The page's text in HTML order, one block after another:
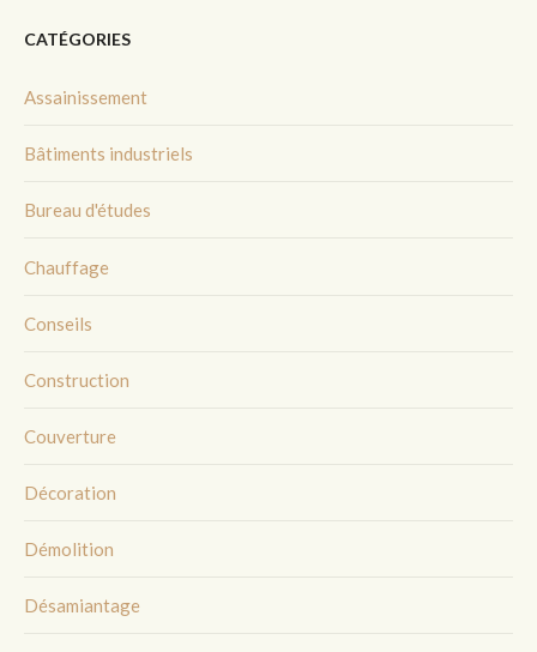
CATÉGORIES
Assainissement
Bâtiments industriels
Bureau d'études
Chauffage
Conseils
Construction
Couverture
Décoration
Démolition
Désamiantage